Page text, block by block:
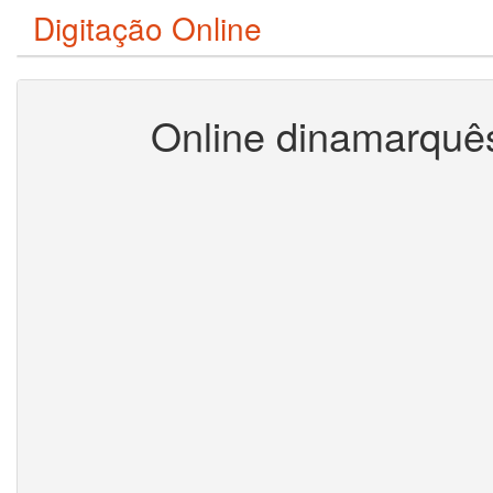
Digitação Online
Online